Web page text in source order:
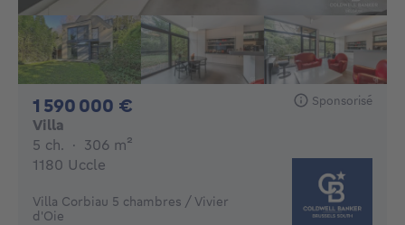
1 590 000 € Sponsorisé
Villa
5 ch. 5 chambres
· 306 m²
1180 Uccle
Villa Corbiau 5 chambres / Vivier
d'Oie